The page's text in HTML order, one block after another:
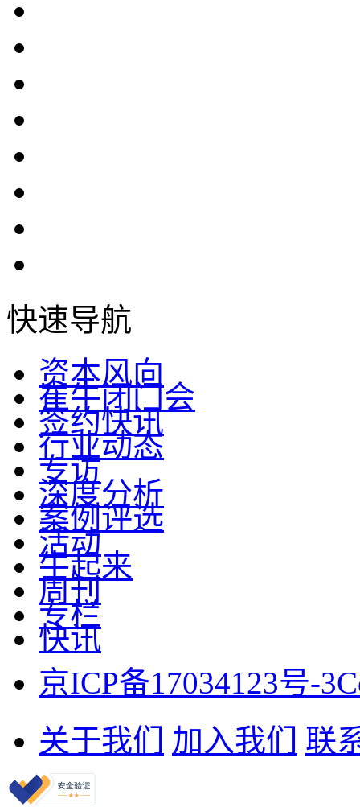
快速导航
资本风向
崔牛闭门会
签约快讯
行业动态
专访
深度分析
案例评选
活动
牛起来
周刊
专栏
快讯
京ICP备17034123号-3
关于我们
加入我们 联